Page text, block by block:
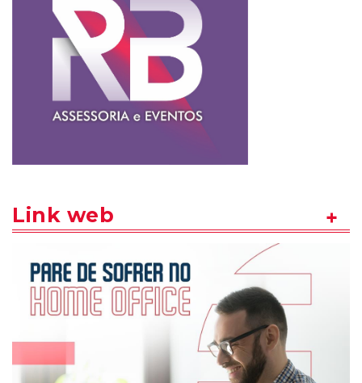
Link web